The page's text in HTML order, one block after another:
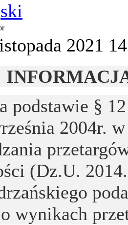
2021
podstawie §
2004r.
(Dz.U.
wynikach